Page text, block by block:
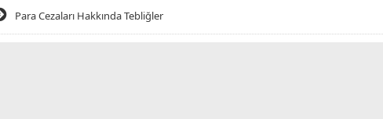
Para Cezaları Hakkında Tebliğler